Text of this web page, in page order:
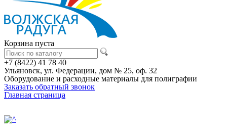
Корзина пуста
+7 (8422) 41 78 40
Ульяновск, ул. Федерации, дом № 25, оф. 32
Оборудование и расходные материалы для полиграфии
Заказать обратный звонок
Главная страница